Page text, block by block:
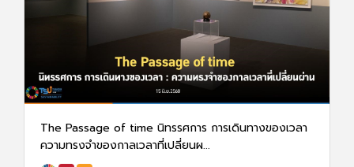
The Passage of time นิทรรศการ การเดินทางของเวลา
ความทรงจำของกาลเวลาที่เปลี่ยนผ...